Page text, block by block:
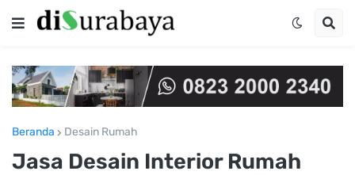
Beranda Desain Rumah
Jasa Desain Interior Rumah